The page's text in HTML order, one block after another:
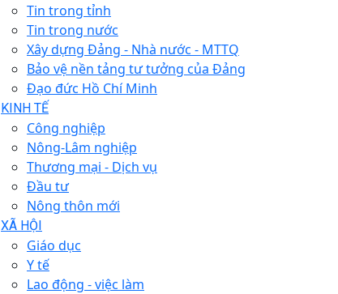
Tin trong tỉnh
Tin trong nước
Xây dựng Đảng - Nhà nước - MTTQ
Bảo vệ nền tảng tư tưởng của Đảng
Đạo đức Hồ Chí Minh
KINH TẾ
Công nghiệp
Nông-Lâm nghiệp
Thương mại - Dịch vụ
Đầu tư
Nông thôn mới
XÃ HỘI
Giáo dục
Y tế
Lao động - việc làm